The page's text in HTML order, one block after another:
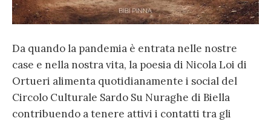
Da quando la pandemia è entrata nelle nostre
case e nella nostra vita, la poesia di Nicola Loi di
Ortueri alimenta quotidianamente i social del
Circolo Culturale Sardo Su Nuraghe di Biella
contribuendo a tenere attivi i contatti tra gli